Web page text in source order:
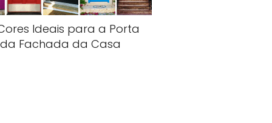
Ideais para a Porta
da Fachada da Casa